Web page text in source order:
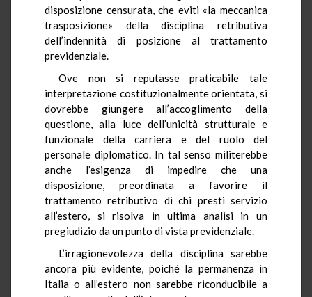
disposizione censurata, che eviti «la meccanica
trasposizione» della disciplina retributiva
dell’indennità di posizione al trattamento
previdenziale.
Ove non si reputasse praticabile tale
interpretazione costituzionalmente orientata, si
dovrebbe giungere all’accoglimento della
questione, alla luce dell’unicità strutturale e
funzionale della carriera e del ruolo del
personale diplomatico. In tal senso militerebbe
anche l’esigenza di impedire che una
disposizione, preordinata a favorire il
trattamento retributivo di chi presti servizio
all’estero, si risolva in ultima analisi in un
pregiudizio da un punto di vista previdenziale.
L’irragionevolezza della disciplina sarebbe
ancora più evidente, poiché la permanenza in
Italia o all’estero non sarebbe riconducibile a